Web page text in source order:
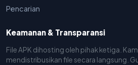
Pencarian
Keamanan & Transparansi
File APK dihosting oleh pihak ketiga.
mendistribusikan file secara langsung.